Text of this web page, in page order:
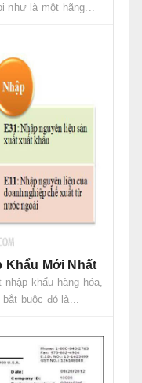
như là một hãng...
Khẩu Mới Nhất
khẩu hàng hóa,
buộc đó là...